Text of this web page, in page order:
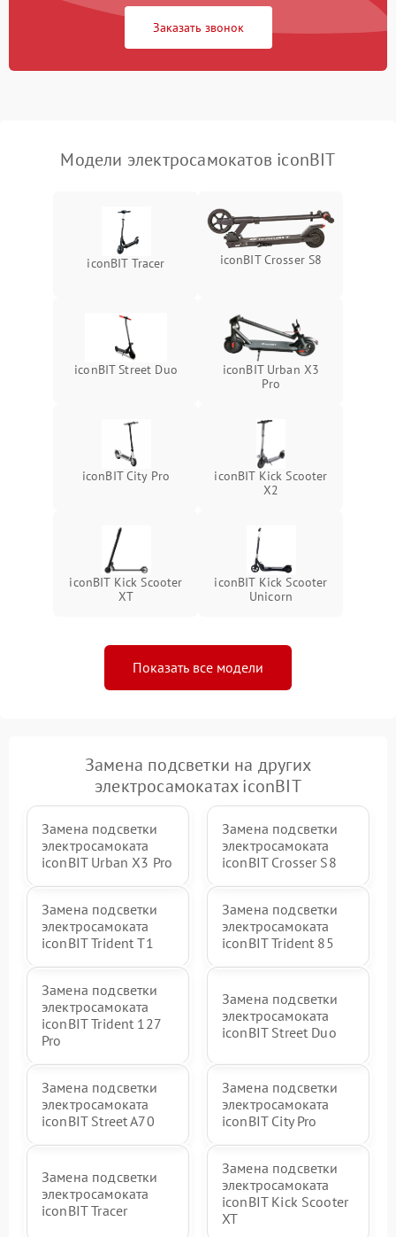
Заказать звонок
Модели электросамокатов iconBIT
iconBIT Tracer iconBIT Crosser S8
iconBIT Street Duo
iconBIT Urban X3
Pro
iconBIT City Pro
iconBIT Kick Scooter
X2
iconBIT Kick Scooter
XT
iconBIT Kick Scooter
Unicorn
Показать все модели
Замена подсветки на других
электросамокатах iconBIT
Замена подсветки
электросамоката
iconBIT Urban X3 Pro
Замена подсветки
электросамоката
iconBIT Crosser S8
Замена подсветки
электросамоката
iconBIT Trident T1
Замена подсветки
электросамоката
iconBIT Trident 85
Замена подсветки
электросамоката
iconBIT Trident 127
Pro
Замена подсветки
электросамоката
iconBIT Street Duo
Замена подсветки
электросамоката
iconBIT Street A70
Замена подсветки
электросамоката
iconBIT City Pro
Замена подсветки
электросамоката
iconBIT Tracer
Замена подсветки
электросамоката
iconBIT Kick Scooter
XT